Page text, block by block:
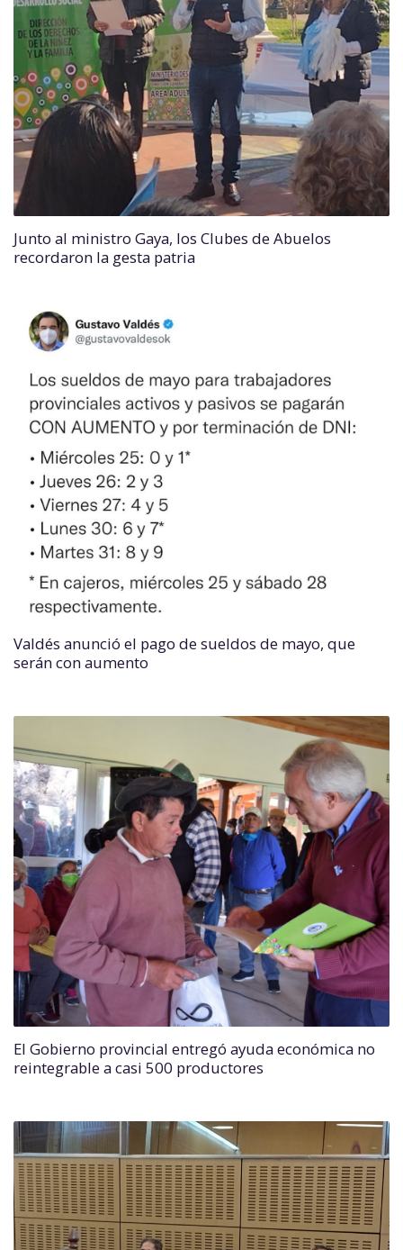
Junto al ministro Gaya, los Clubes de Abuelos
recordaron la gesta patria
Valdés anunció el pago de sueldos de mayo, que
serán con aumento
El Gobierno provincial entregó ayuda económica no
reintegrable a casi 500 productores